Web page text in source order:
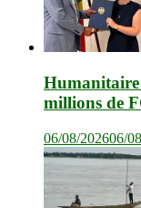
Humanitaire
millions de
06/08/202606/